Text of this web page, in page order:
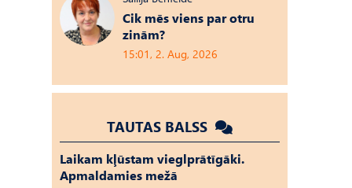
Cik mēs viens par otru
zinām?
15:01, 2. Aug, 2026
TAUTAS BALSS
Laikam kļūstam vieglprātīgāki.
Apmaldamies mežā